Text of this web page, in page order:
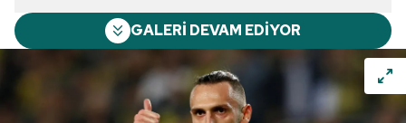
GALERİ DEVAM EDİYOR